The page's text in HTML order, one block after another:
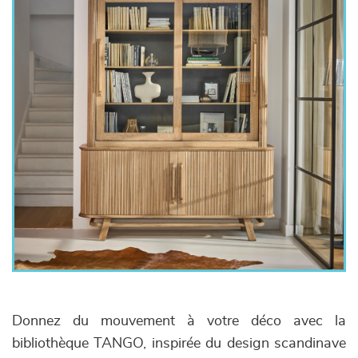
Donnez du mouvement à votre déco avec la
bibliothèque TANGO, inspirée du design scandinave